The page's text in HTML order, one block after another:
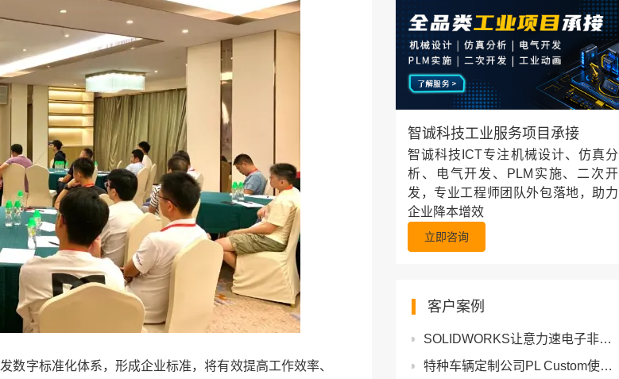
数字标准化体系，形成企业标准，将有效提高工作效率、
智诚科技工业服务项目承接
智诚科技ICT专注机械设计、仿真分
析、电气开发、PLM实施、二次开
发，专业工程师团队外包落地，助力
企业降本增效
立即咨询
客户案例
SOLIDWORKS让意力速电子非标结构件的设计更轻松
特种车辆定制公司PL Custom使用DriveWorks将工程时间缩短15分钟并提高质量